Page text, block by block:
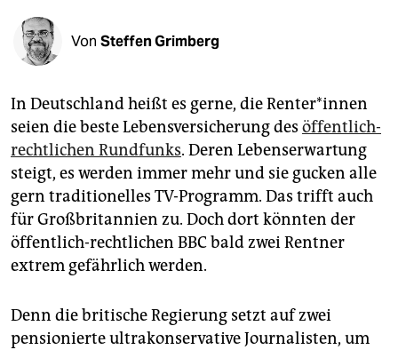
fragen & hilfe
abo
genossenschaft
epaper login
Von Steffen Grimberg
In Deutschland heißt es gerne, die Renter*innen
seien die beste Lebensversicherung des öffentlich-
rechtlichen Rundfunks. Deren Lebenserwartung
steigt, es werden immer mehr und sie gucken alle
gern traditionelles TV-Programm. Das trifft auch
für Großbritannien zu. Doch dort könnten der
öffentlich-rechtlichen BBC bald zwei Rentner
extrem gefährlich werden.
Denn die britische Regierung setzt auf zwei
pensionierte ultrakonservative Journalisten, um